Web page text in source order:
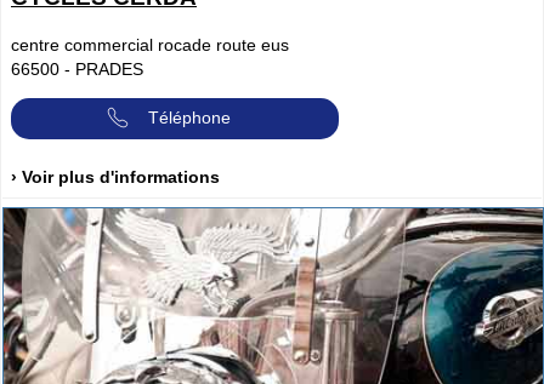
centre commercial rocade route eus
66500 - PRADES
Téléphone
› Voir plus d'informations